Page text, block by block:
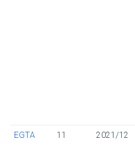
EGTA 11 2021/12